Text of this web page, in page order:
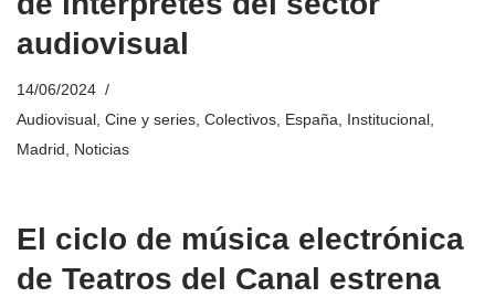
audiovisual
14/06/2024
Audiovisual Cine y series Colectivos España Institucional
Madrid
Noticias
El ciclo de música electrónica
de Teatros del Canal estrena